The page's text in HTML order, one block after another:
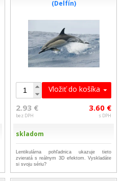
(Delfín)
Vložiť do košíka
2.93 €
bez DPH
3.60 €
s DPH
skladom
Lentikulárna pohľadnica ukazuje tieto
zvieratá s reálnym 3D efektom. Vyskladáte
si svoju sériu?